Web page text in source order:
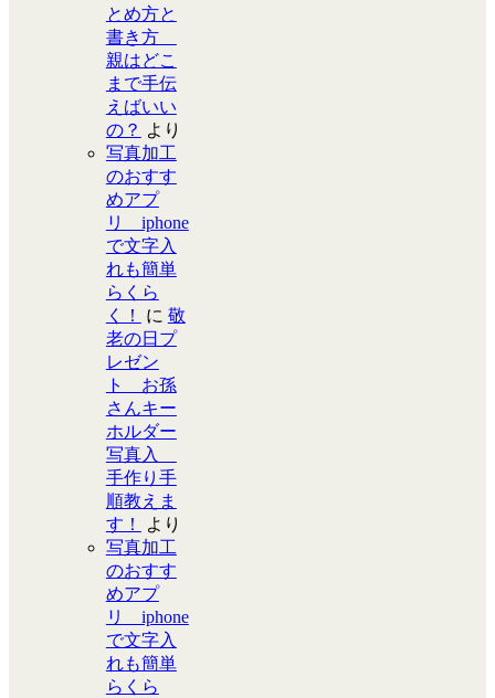
とめ方と
書き方
親はどこ
まで手伝
えばいい
の？ より
写真加工
のおすす
めアプ
リ iphone
で文字入
れも簡単
らくら
く！
に 敬
老の日プ
レゼン
ト お孫
さんキー
ホルダー
写真入
手作り手
順教えま
す！
より
写真加工
のおすす
めアプ
リ iphone
で文字入
れも簡単
らくら